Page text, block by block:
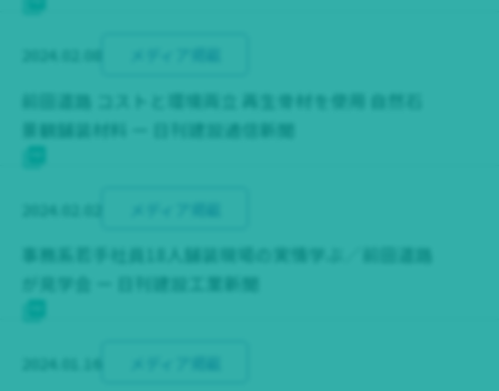
前田道路 コストと環境両立 再生骨材を使用 自然石
景観舗装材料 ー 日刊建設通信新聞
事務系若手社員18人舗装現場の実情学ぶ／前田道路
が見学会 ー 日刊建設工業新聞